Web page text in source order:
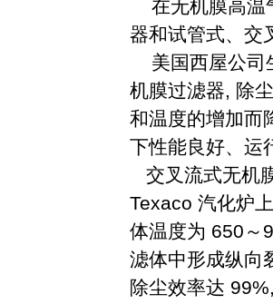
在无机膜高温
器和试管式、交
美国西屋公司
机膜过滤器, 除
和温度的增加而
下性能良好、运
交叉流式无机
Texaco 汽化炉
体温度为 650～
滤体中形成纵向
除尘效率达